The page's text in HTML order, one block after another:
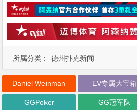
所属分类： 德州扑克新闻
Daniel Weinman EV专属大宝箱
GGPoker GG冠军队